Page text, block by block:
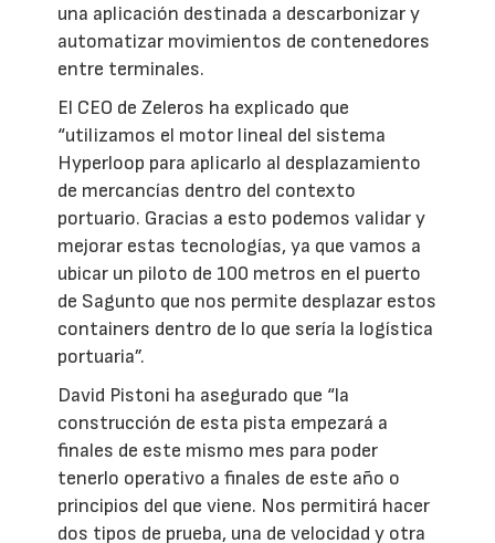
una aplicación destinada a descarbonizar y
automatizar movimientos de contenedores
entre terminales.
El CEO de Zeleros ha explicado que
“utilizamos el motor lineal del sistema
Hyperloop para aplicarlo al desplazamiento
de mercancías dentro del contexto
portuario. Gracias a esto podemos validar y
mejorar estas tecnologías, ya que vamos a
ubicar un piloto de 100 metros en el puerto
de Sagunto que nos permite desplazar estos
containers dentro de lo que sería la logística
portuaria”.
David Pistoni ha asegurado que “la
construcción de esta pista empezará a
finales de este mismo mes para poder
tenerlo operativo a finales de este año o
principios del que viene. Nos permitirá hacer
dos tipos de prueba, una de velocidad y otra